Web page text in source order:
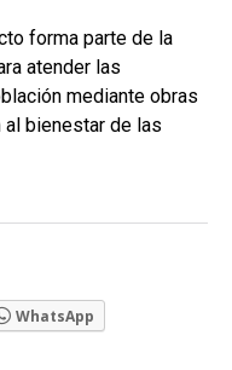
forma parte de la
atender las
mediante obras
bienestar de las
WhatsApp